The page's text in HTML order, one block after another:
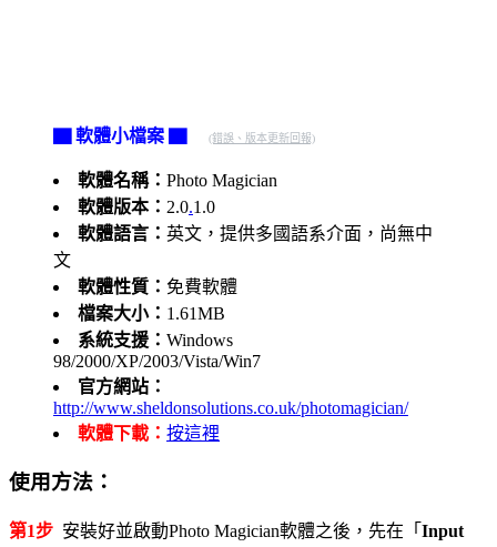
▇ 軟體小檔案 ▇ (錯誤、版本更新回報)
軟體名稱： Photo Magician
軟體版本： 2.0.1.0
軟體語言： 英文，提供多國語系介面，尚無中
文
軟體性質： 免費軟體
檔案大小： 1.61MB
系統支援： Windows
98/2000/XP/2003/Vista/Win7
官方網站：
http://www.sheldonsolutions.co.uk/photomagician/
軟體下載： 按這裡
使用方法：
第1步 安裝好並啟動Photo Magician軟體之後，先在「 Input